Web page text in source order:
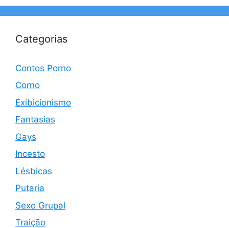
Categorias
Contos Porno
Corno
Exibicionismo
Fantasias
Gays
Incesto
Lésbicas
Putaria
Sexo Grupal
Traição